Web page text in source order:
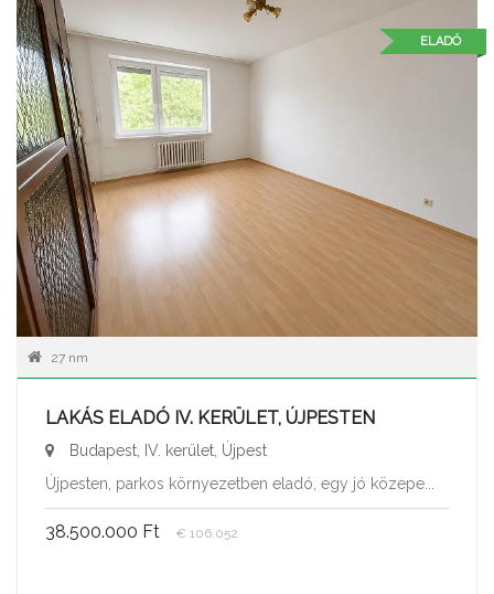
ELADÓ
27 nm
LAKÁS ELADÓ IV. KERÜLET, ÚJPESTEN
Budapest, IV. kerület, Újpest
Újpesten, parkos környezetben eladó, egy jó közepe...
38.500.000 Ft € 106.052